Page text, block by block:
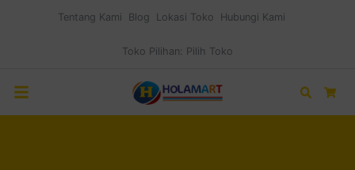
Tentang Kami Blog Lokasi Toko Hubungi Kami
Toko Pilihan: Pilih Toko
Search